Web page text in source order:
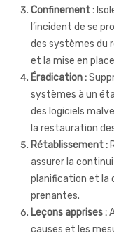
Confinement :
l’incident de se
des systèmes du
et la mise en
Éradication :
systèmes à un
des logiciels
la restauration
Rétablissement :
assurer la
planification et la
prenantes.
Leçons apprises :
causes et les